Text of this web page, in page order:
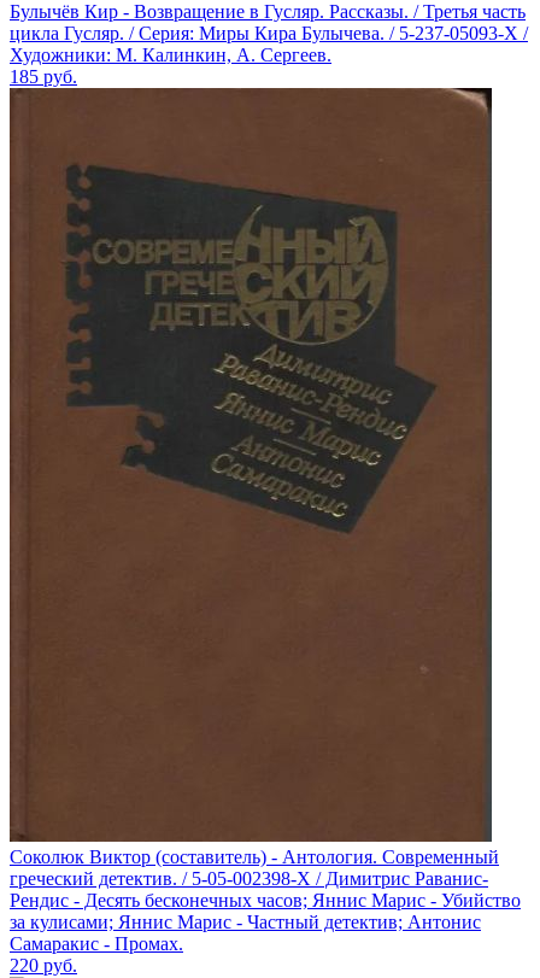
Булычёв Кир - Возвращение в Гусляр. Рассказы. / Третья часть
цикла Гусляр. / Серия: Миры Кира Булычева. / 5-237-05093-X /
Художники: М. Калинкин, А. Сергеев.
185 руб.
Соколюк Виктор (составитель) - Антология. Современный
греческий детектив. / 5-05-002398-X / Димитрис Раванис-
Рендис - Десять бесконечных часов; Яннис Марис - Убийство
за кулисами; Яннис Марис - Частный детектив; Антонис
Самаракис - Промах.
220 руб.